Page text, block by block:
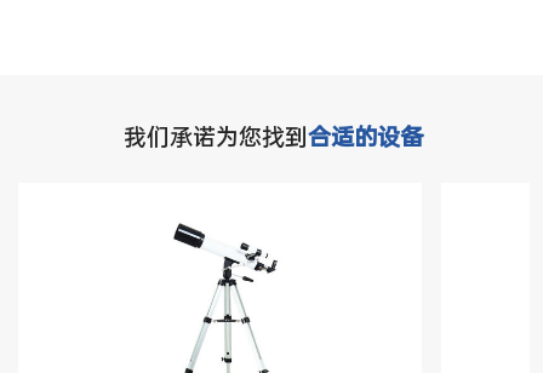
我们承诺为您找到 合适的设备